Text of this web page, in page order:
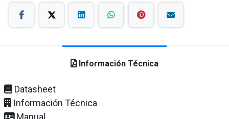
Información Técnica
Datasheet
Información Técnica
Manual